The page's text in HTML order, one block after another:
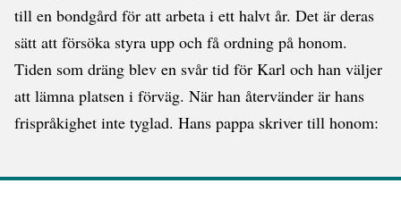
till en bondgård för att arbeta i ett halvt år. Det är deras
sätt att försöka styra upp och få ordning på honom.
Tiden som dräng blev en svår tid för Karl och han väljer
att lämna platsen i förväg. När han återvänder är hans
frispråkighet inte tyglad. Hans pappa skriver till honom: